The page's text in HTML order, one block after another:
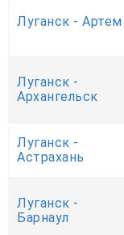
Луганск - Артем
Луганск -
Архангельск
Луганск -
Астрахань
Луганск -
Барнаул